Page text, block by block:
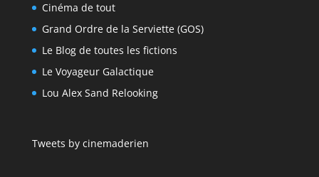
Cinéma de tout
Grand Ordre de la Serviette (GOS)
Le Blog de toutes les fictions
Le Voyageur Galactique
Lou Alex Sand Relooking
Tweets by cinemaderien